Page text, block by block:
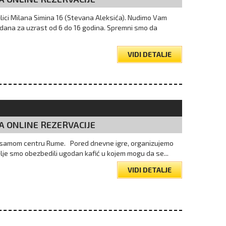
Milana Simina 16 (Stevana Aleksića). Nudimo Vam
za uzrast od 6 do 16 godina. Spremni smo da
VIDI DETALJE
ONLINE REZERVACIJE
centru Rume. Pored dnevne igre, organizujemo
smo obezbedili ugodan kafić u kojem mogu da se...
VIDI DETALJE